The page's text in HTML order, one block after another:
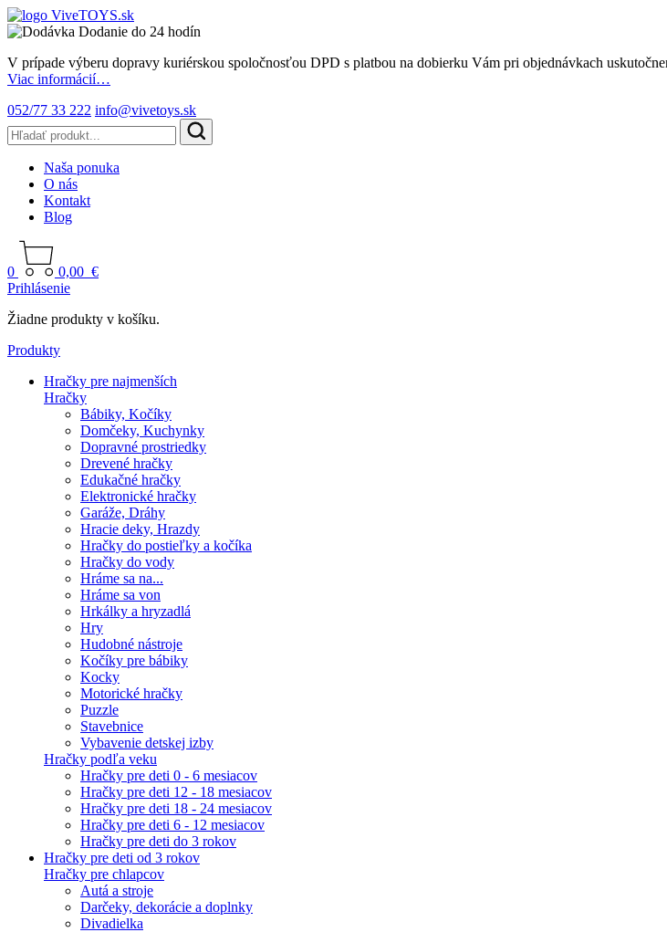
Dodanie do 24 hodín
V prípade výberu dopravy kuriérskou spoločnosťou DPD s platbou na dobierku Vám pri objednávkach
Viac informácií…
052/77 33 222 info@vivetoys.sk
Naša ponuka
O nás
Kontakt
Blog
0 0,00 €
Prihlásenie
Žiadne produkty v košíku.
Produkty
Hračky pre najmenších
Hračky
Bábiky, Kočíky
Domčeky, Kuchynky
Dopravné prostriedky
Drevené hračky
Edukačné hračky
Elektronické hračky
Garáže, Dráhy
Hracie deky, Hrazdy
Hračky do postieľky a kočíka
Hračky do vody
Hráme sa na...
Hráme sa von
Hrkálky a hryzadlá
Hry
Hudobné nástroje
Kočíky pre bábiky
Kocky
Motorické hračky
Puzzle
Stavebnice
Vybavenie detskej izby
Hračky podľa veku
Hračky pre deti 0 - 6 mesiacov
Hračky pre deti 12 - 18 mesiacov
Hračky pre deti 18 - 24 mesiacov
Hračky pre deti 6 - 12 mesiacov
Hračky pre deti do 3 rokov
Hračky pre deti od 3 rokov
Hračky pre chlapcov
Autá a stroje
Darčeky, dekorácie a doplnky
Divadielka